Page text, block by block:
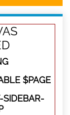
$PAGE